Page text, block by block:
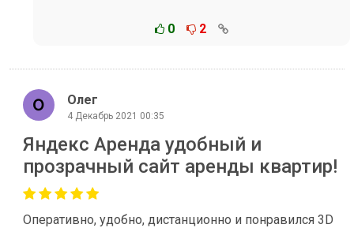
0 2
Олег
4 Декабрь 2021 00:35
Яндекс Аренда удобный и
прозрачный сайт аренды квартир!
Оперативно, удобно, дистанционно и понравился 3D